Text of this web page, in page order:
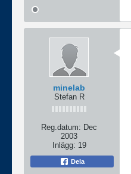
minelab
Stefan R
Reg.datum: Dec
2003
Inlägg: 19
Dela